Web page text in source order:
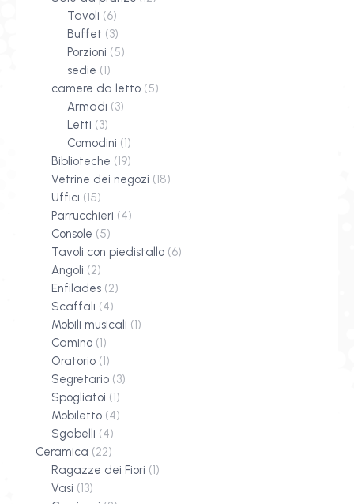
Tavoli (6)
Buffet (3)
Porzioni (5)
sedie (1)
camere da letto (5)
Armadi (3)
Letti (3)
Comodini (1)
Biblioteche (19)
Vetrine dei negozi (18)
Uffici (15)
Parrucchieri (4)
Console (5)
Tavoli con piedistallo (6)
Angoli (2)
Enfilades (2)
Scaffali (4)
Mobili musicali (1)
Camino (1)
Oratorio (1)
Segretario (3)
Spogliatoi (1)
Mobiletto (4)
Sgabelli (4)
Ceramica (22)
Ragazze dei Fiori (1)
Vasi (13)